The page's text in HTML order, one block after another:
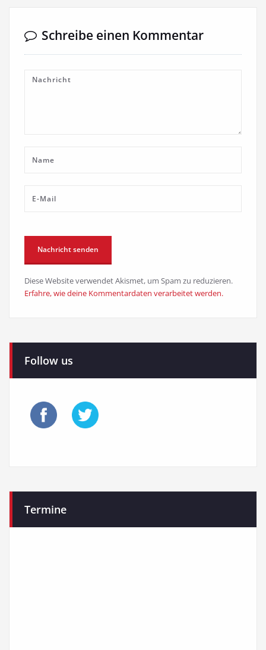
Schreibe einen Kommentar
Diese Website verwendet Akismet, um Spam zu reduzieren.
Erfahre, wie deine Kommentardaten verarbeitet werden.
Follow us
Termine